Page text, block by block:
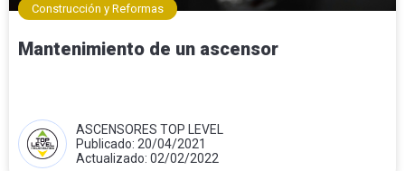
Construcción y Reformas
Mantenimiento de un ascensor
ASCENSORES TOP LEVEL
Publicado: 20/04/2021
Actualizado: 02/02/2022